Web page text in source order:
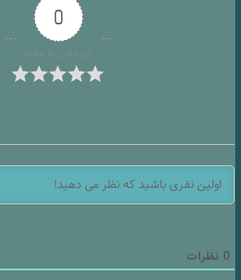
0
رأی دهی به مقاله
0 نظرات